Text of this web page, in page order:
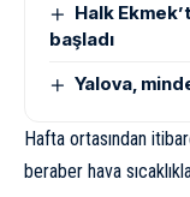
Halk
başladı
Yalova,
Hafta ortasından
beraber hava